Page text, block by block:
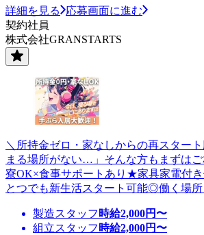
詳細を見る
応募画面に進む
契約社員
株式会社GRANSTARTS
＼所持金ゼロ・家なしからの再スター
まる場所がない…」そんな方もまずは
寮OK×食事サポートあり★家具家電付
とつでも新生活スタート可能◎働く場所
製造スタッフ 時給2,000円〜
組立スタッフ 時給2,000円〜